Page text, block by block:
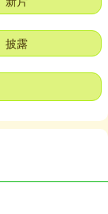
披露